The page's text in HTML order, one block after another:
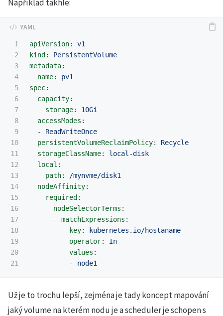
Například takhle:
1
2
3
4
5
6
7
8
9
10
11
12
13
14
15
16
17
18
19
20
apiVersion:
v1
kind :
PersistentVolume
metadata:
name:
pv1
spec:
capacity:
storage:
10Gi
accessModes :
-
ReadWriteOnce
persistentVolumeReclaimPolicy:
Recycle
storageClassName:
local-disk
local :
path:
/mynvme/disk1
nodeAffinity:
required :
nodeSelectorTerms :
-
matchExpressions :
-
key:
kubernetes.io/hostaname
operator:
In
values :
-
node1
Už je to trochu lepší, zejména je tady koncept mapování
jaký volume na kterém nodu je a scheduler je schopen s